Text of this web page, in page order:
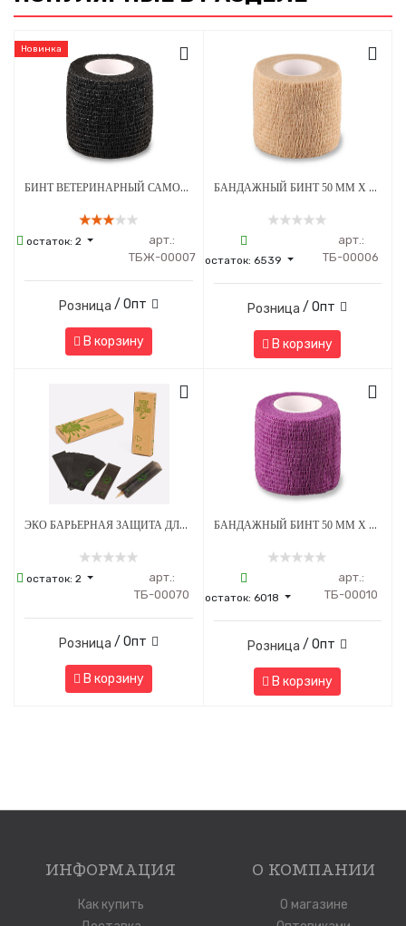
Новинка
БИНТ ВЕТЕРИНАРНЫЙ САМОФИКСИРУЮЩИЙСЯ ДЛЯ ЖИВОТНЫХ 50 ММ Х 4.5 М ЧЕРНЫЙ
остаток:2
арт.:
ТБЖ-00007
Розница / Опт
В корзину
БАНДАЖНЫЙ БИНТ 50 ММ Х 4.5 М БЕЖЕВЫЙ 1 ШТУКА
остаток: 6539
арт.:
ТБ-00006
Розница / Опт
В корзину
ЭКО БАРЬЕРНАЯ ЗАЩИТА ДЛЯ ПЕНОВ 53 Х 160 ММ - ЧЕРНАЯ
остаток:2
арт.:
ТБ-00070
Розница / Опт
В корзину
БАНДАЖНЫЙ БИНТ 50 ММ Х 4.5 М ФИОЛЕТОВЫЙ 1 ШТУКА
остаток: 6018
арт.:
ТБ-00010
Розница / Опт
В корзину
ИНФОРМАЦИЯ
Как купить
О КОМПАНИИ
О магазине